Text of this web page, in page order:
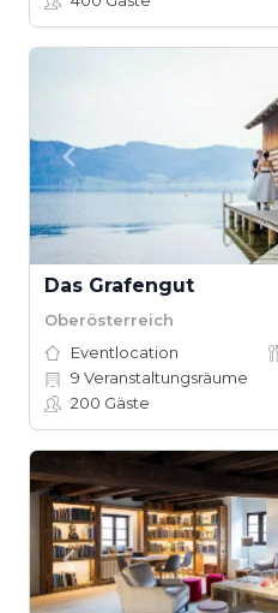
Das Grafengut
Oberösterreich
Eventlocation
9 Veranstaltungsräume
200 Gäste